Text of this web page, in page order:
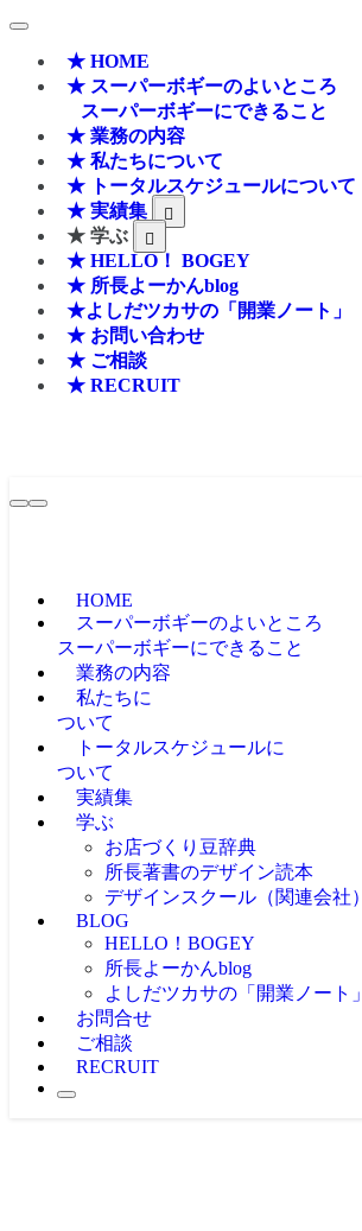
★ HOME
★ スーパーボギーのよいところ
スーパーボギーにできること
★ 業務の内容
★ 私たちについて
★ トータルスケジュールについて
★ 実績集
★ 学ぶ
★ HELLO！ BOGEY
★ 所長よーかんblog
★よしだツカサの「開業ノート」
★ お問い合わせ
★ ご相談
★ RECRUIT
HOME
スーパーボギーのよいところ
スーパーボギーにできること
業務の内容
私たちに
ついて
トータルスケジュールに
ついて
実績集
学ぶ
お店づくり豆辞典
所長著書のデザイン読本
デザインスクール（関連会社）
BLOG
HELLO！BOGEY
所長よーかんblog
よしだツカサの「開業ノート」
お問合せ
ご相談
RECRUIT